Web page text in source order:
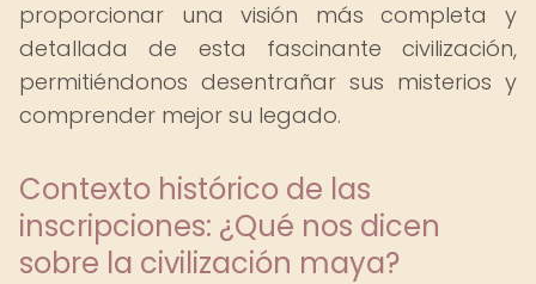
proporcionar una visión más completa y
detallada de esta fascinante civilización,
permitiéndonos desentrañar sus misterios y
comprender mejor su legado.
Contexto histórico de las
inscripciones: ¿Qué nos dicen
sobre la civilización maya?